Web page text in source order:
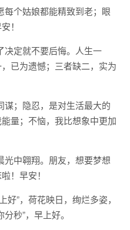
每个姑娘都能精致到老；眼
！
决定就不要后悔。人生一
已为遗憾；三者缺二，实为
谋；隐忍，是对生活最大的
量；不恼，我比想象中更加
光中翱翔。朋友，想要梦想
！早安！
好”，荷花映日，绚烂多姿，
秒”，早上好。